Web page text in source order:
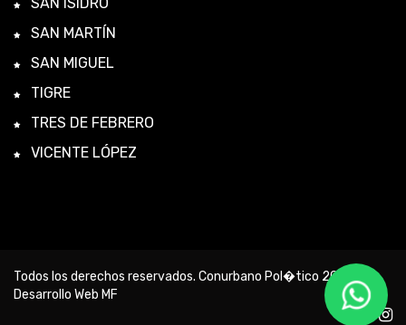
SAN MARTÍN
SAN MIGUEL
TIGRE
TRES DE FEBRERO
VICENTE LÓPEZ
Todos los derechos reservados. Conurbano Pol�tico 2026 -
Desarrollo Web MF